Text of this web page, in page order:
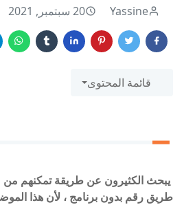
Yassine 20 سبتمبر, 2021
قائمة المحتوى
يبحث الكثيرون عن طريقة تمكنهم
طريق رقم بدون برنامج ، لأن هذا